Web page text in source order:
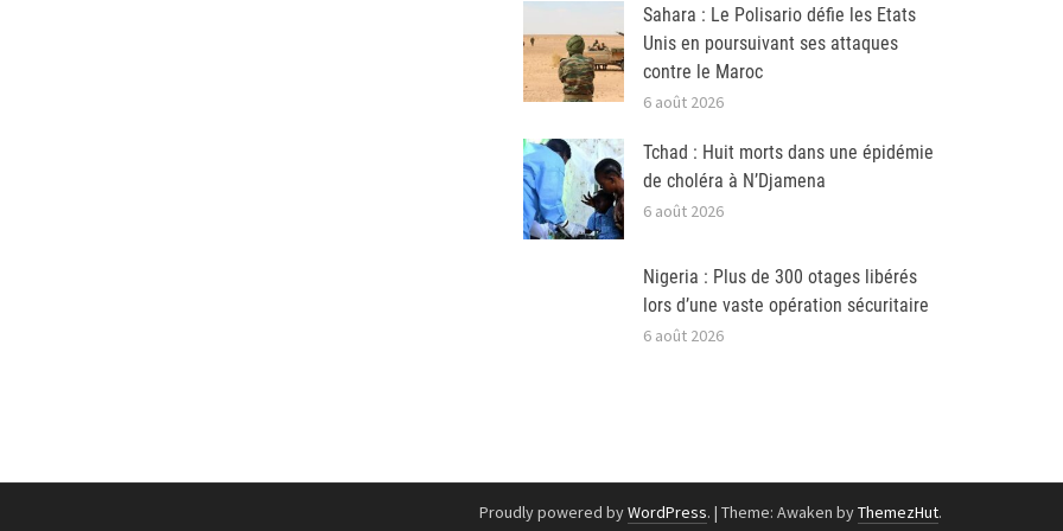
Sahara : Le Polisario défie les Etats
Unis en poursuivant ses attaques
contre le Maroc
6 août 2026
Tchad : Huit morts dans une épidémie
de choléra à N’Djamena
6 août 2026
Nigeria : Plus de 300 otages libérés
lors d’une vaste opération sécuritaire
6 août 2026
Proudly powered byWordPress. | Theme: Awaken byThemezHut.